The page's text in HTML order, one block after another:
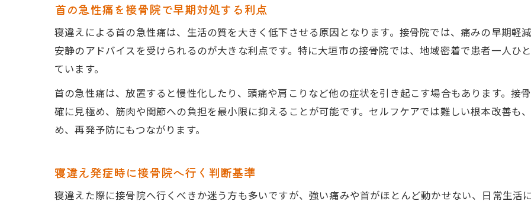
首の急性痛を接骨院で早期対処する利点
寝違えによる首の急性痛は、生活の質を大きく低下させる原因となります。接骨院では、痛みの早期軽
安静のアドバイスを受けられるのが大きな利点です。特に大垣市の接骨院では、地域密着で患者一人ひ
ています。
首の急性痛は、放置すると慢性化したり、頭痛や肩こりなど他の症状を引き起こす場合もあります。接
確に見極め、筋肉や関節への負担を最小限に抑えることが可能です。セルフケアでは難しい根本改善も
め、再発予防にもつながります。
寝違え発症時に接骨院へ行く判断基準
寝違えた際に接骨院へ行くべきか迷う方も多いですが、強い痛みや首がほとんど動かせない、日常生活